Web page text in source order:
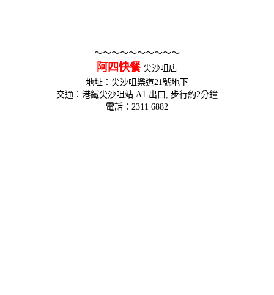
～～～～～～～～～～
阿四快餐 尖沙咀店
地址：尖沙咀樂道21號地下
交通：港鐵尖沙咀站 A1 出口, 步行約2分鐘
電話：2311 6882